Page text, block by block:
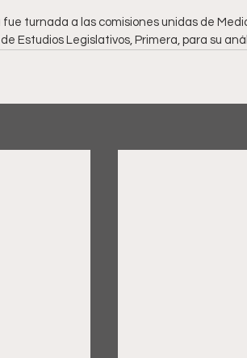
fue turnada a las comisiones unidas de
Estudios Legislativos, Primera, para su